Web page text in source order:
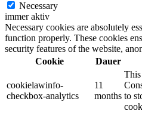
Necessary
immer aktiv
Necessary cookies are absolutely
function properly. These cookies
security features of the website,
Cookie
Dauer
cookielawinfo-
checkbox-analytics
11
months to